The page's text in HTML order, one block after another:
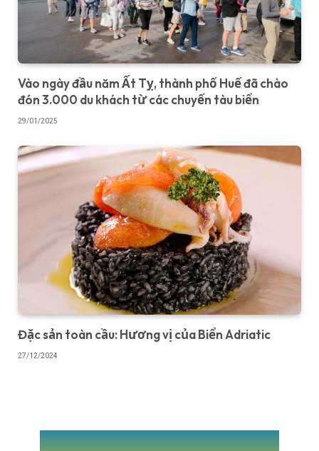
Vào ngày đầu năm Ất Tỵ, thành phố Huế đã chào
đón 3.000 du khách từ các chuyến tàu biển
29/01/2025
Đặc sản toàn cầu: Hương vị của Biển Adriatic
27/12/2024